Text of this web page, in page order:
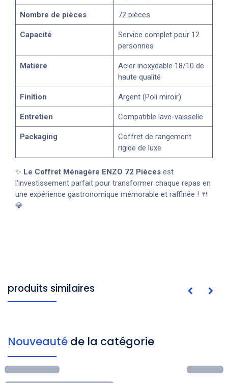
Nombre de pièces 72 pièces
Capacité
Service complet pour 12
personnes
Matière
Acier inoxydable 18/10 de
haute qualité
Finition Argent (Poli miroir)
Entretien Compatible lave-vaisselle
Packaging
Coffret de rangement
rigide de luxe
✨ Le Coffret Ménagère ENZO 72 Pièces est
l'investissement parfait pour transformer chaque repas en
une expérience gastronomique mémorable et raffinée ! 🍴
💎
produits similaires
Nouveauté de la catégorie